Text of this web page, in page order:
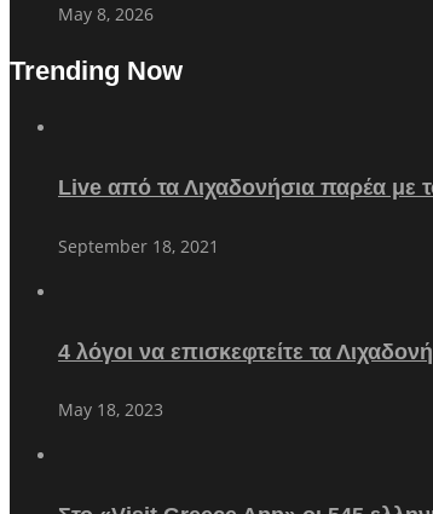
May 8, 2026
Trending Now
Live από τα Λιχαδονήσια παρέα με
September 18, 2021
4 λόγοι να επισκεφτείτε τα
May 18, 2023